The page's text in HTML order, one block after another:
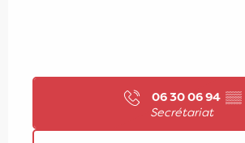
06 30 06 94 ▒▒
Secrétariat